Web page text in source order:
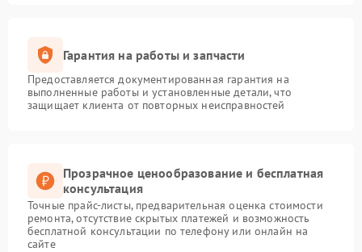
Гарантия на работы и запчасти
Предоставляется документированная гарантия на
выполненные работы и установленные детали, что
защищает клиента от повторных неисправностей
Прозрачное ценообразование и бесплатная
консультация
Точные прайс-листы, предварительная оценка стоимости
ремонта, отсутствие скрытых платежей и возможность
бесплатной консультации по телефону или онлайн на
сайте